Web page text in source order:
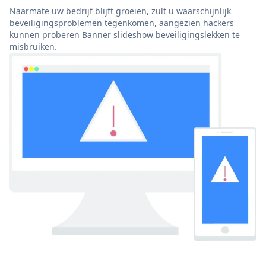
Naarmate uw bedrijf blijft groeien, zult u waarschijnlijk
beveiligingsproblemen tegenkomen, aangezien hackers
kunnen proberen Banner slideshow beveiligingslekken te
misbruiken.